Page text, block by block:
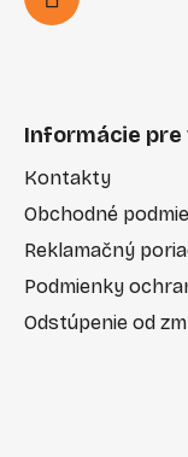
Informácie pre
Kontakty
Obchodné
Reklamačný
Podmienky
Odstúpenie od